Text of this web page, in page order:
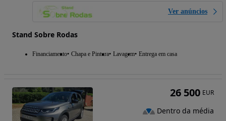
Ver anúncios
Stand Sobre Rodas
Financiamento Chapa e Pintura Lavagem Entrega em casa
26 500 EUR
Dentro da média